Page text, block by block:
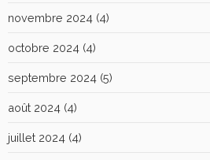
novembre 2024 (4)
octobre 2024 (4)
septembre 2024 (5)
août 2024 (4)
juillet 2024 (4)